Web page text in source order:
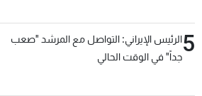
5الرئيس الإيراني: التواصل مع المرشد "صعب
جداً" في الوقت الحالي